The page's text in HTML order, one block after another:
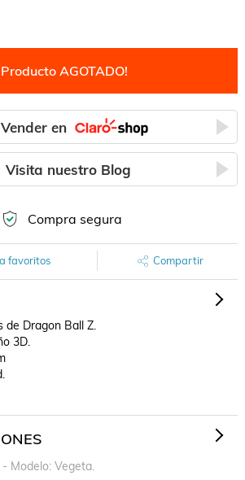
AGOTADO!
Vender en
Visita nuestro Blog
Compra segura
favoritos Compartir
de Dragon Ball Z.
3D.
- Modelo: Vegeta.